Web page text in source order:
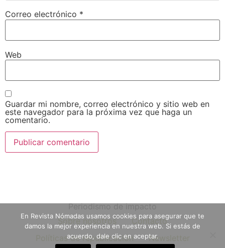
Correo electrónico *
Web
Guardar mi nombre, correo electrónico y sitio web en
este navegador para la próxima vez que haga un
comentario.
Periodismo de impacto
Sobre nosotros
Contacto
Políticas de republicación
Newsletter
En Revista Nómadas usamos cookies para asegurar que te
damos la mejor experiencia en nuestra web. Si estás de
acuerdo, dale clic en aceptar.